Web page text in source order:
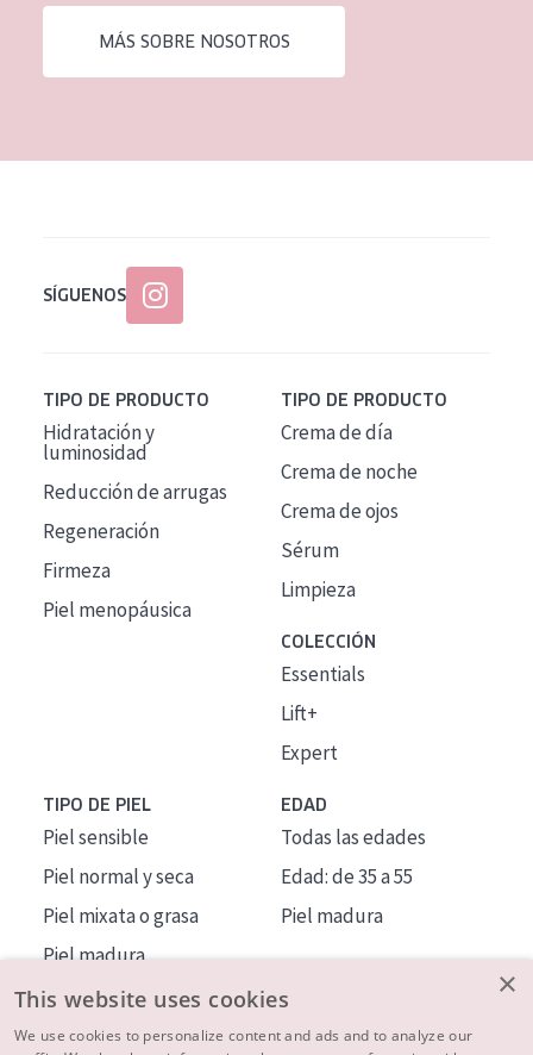
EDAD
MÁS SOBRE NOSOTROS
SÍGUENOS
TIPO DE PRODUCTO
Hidratación y
luminosidad
Reducción de arrugas
Regeneración
Firmeza
Piel menopáusica
TIPO DE PRODUCTO
Crema de día
Crema de noche
Crema de ojos
Sérum
Limpieza
COLECCIÓN
Essentials
Lift+
Expert
TIPO DE PIEL
Piel sensible
Piel normal y seca
Piel mixata o grasa
Piel madura
Piel expuesta al sol
Piel menopáusica
EDAD
Todas las edades
Edad: de 35 a 55
Piel madura
×
This website uses cookies
We use cookies to personalize content and ads and to analyze our